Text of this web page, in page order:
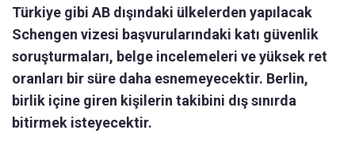
Türkiye gibi AB dışındaki ülkelerden yapılacak
Schengen vizesi başvurularındaki katı güvenlik
soruşturmaları, belge incelemeleri ve yüksek ret
oranları bir süre daha esnemeyecektir. Berlin,
birlik içine giren kişilerin takibini dış sınırda
bitirmek isteyecektir.